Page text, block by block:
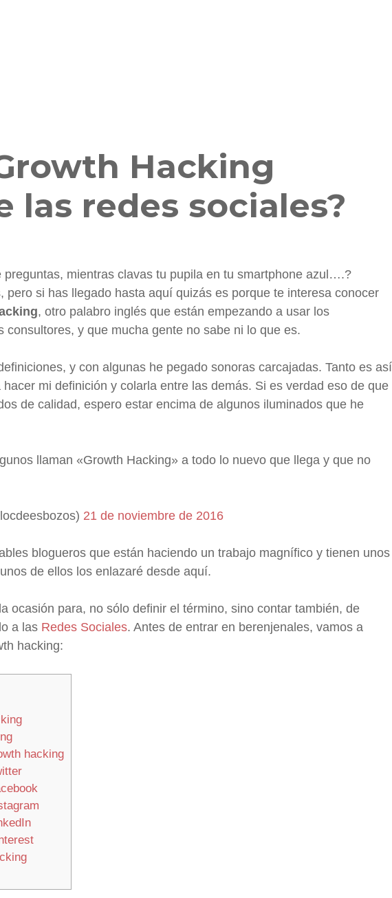
Hacking
las redes sociales?
preguntas, mientras clavas tu pupila en tu smartphone azul….?
si has llegado hasta aquí quizás es porque te interesa conocer
, otro palabro inglés que están empezando a usar los
consultores, y que mucha gente no sabe ni lo que es.
y con algunas he pegado sonoras carcajadas. Tanto es así
mi definición y colarla entre las demás. Si es verdad eso de que
de calidad, espero estar encima de algunos iluminados que he
llaman «Growth Hacking» a todo lo nuevo que llega y que no
21 de noviembre de 2016
blogueros que están haciendo un trabajo magnífico y tienen unos
de ellos los enlazaré desde aquí.
ocasión para, no sólo definir el término, sino contar también, de
a las Redes Sociales. Antes de entrar en berenjenales, vamos a
hacking:
hacking